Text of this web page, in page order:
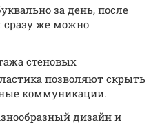
за день, после
же можно
стеновых
позволяют скрыть
коммуникации.
дизайн и